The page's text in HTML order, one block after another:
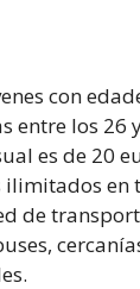
con
entre los 26
es de 20
ilimitados en
de